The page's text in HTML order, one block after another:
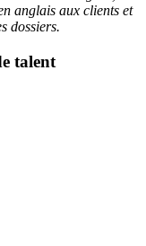
anglais aux clients et
dossiers.
talent